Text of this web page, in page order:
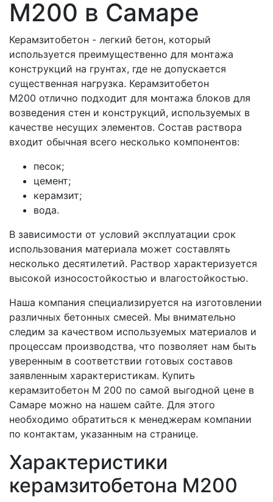
М200 в Самаре
Керамзитобетон - легкий бетон, который
используется преимущественно для монтажа
конструкций на грунтах, где не допускается
существенная нагрузка. Керамзитобетон
М200 отлично подходит для монтажа блоков для
возведения стен и конструкций, используемых в
качестве несущих элементов. Состав раствора
входит обычная всего несколько компонентов:
песок;
цемент;
керамзит;
вода.
В зависимости от условий эксплуатации срок
использования материала может составлять
несколько десятилетий. Раствор характеризуется
высокой износостойкостью и влагостойкостью.
Наша компания специализируется на изготовлении
различных бетонных смесей. Мы внимательно
следим за качеством используемых материалов и
процессам производства, что позволяет нам быть
уверенным в соответствии готовых составов
заявленным характеристикам. Купить
керамзитобетон М 200 по самой выгодной цене в
Самаре можно на нашем сайте. Для этого
необходимо обратиться к менеджерам компании
по контактам, указанным на странице.
Характеристики
керамзитобетона M200